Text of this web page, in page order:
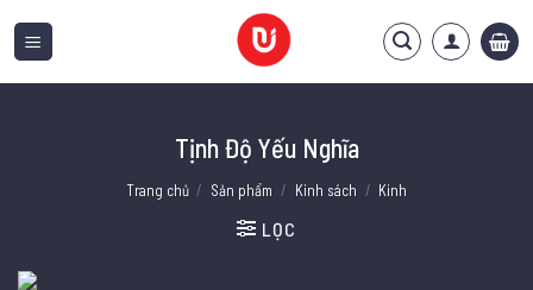
qua
Tịnh Độ Yếu Nghĩa
Trang chủ / Sản phẩm / Kinh sách / Kinh
LỌC